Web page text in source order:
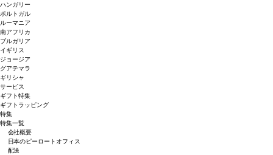
ハンガリー
ポルトガル
ルーマニア
南アフリカ
ブルガリア
イギリス
ジョージア
グアテマラ
ギリシャ
サービス
ギフト特集
ギフトラッピング
特集
特集一覧
会社概要
日本のピーロートオフィス
配送